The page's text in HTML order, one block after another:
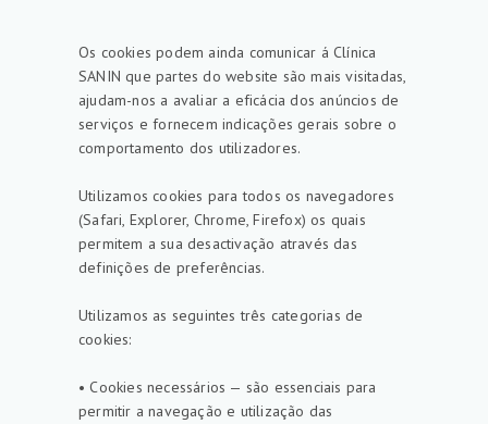
Os cookies podem ainda comunicar á Clínica
SANIN que partes do website são mais visitadas,
ajudam-nos a avaliar a eficácia dos anúncios de
serviços e fornecem indicações gerais sobre o
comportamento dos utilizadores.
Utilizamos cookies para todos os navegadores
(Safari, Explorer, Chrome, Firefox) os quais
permitem a sua desactivação através das
definições de preferências.
Utilizamos as seguintes três categorias de
cookies:
• Cookies necessários — são essenciais para
permitir a navegação e utilização das